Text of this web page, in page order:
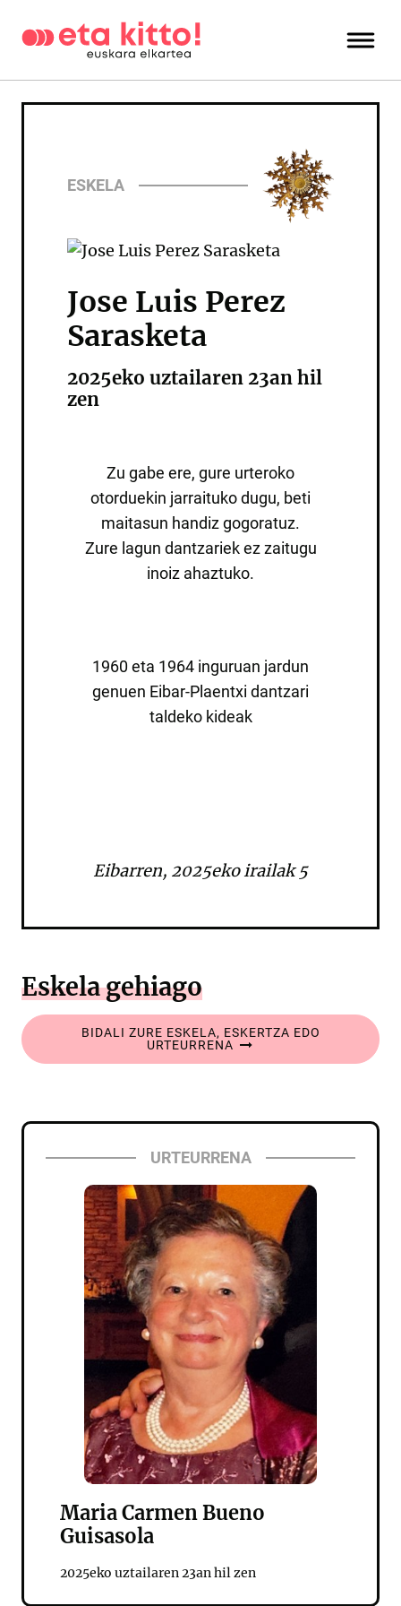
ESKELA
Jose Luis Perez
Sarasketa
2025eko uztailaren 23an hil
zen
Zu gabe ere, gure urteroko
otorduekin jarraituko dugu, beti
maitasun handiz gogoratuz.
Zure lagun dantzariek ez zaitugu
inoiz ahaztuko.
1960 eta 1964 inguruan jardun
genuen Eibar-Plaentxi dantzari
taldeko kideak
Eibarren, 2025eko irailak 5
Eskela gehiago
BIDALI ZURE ESKELA, ESKERTZA EDO
URTEURRENA
URTEURRENA
Maria Carmen Bueno
Guisasola
2025eko uztailaren 23an hil zen